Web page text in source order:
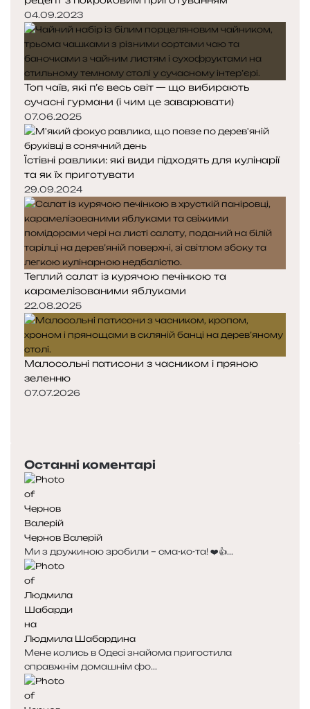
04.09.2023
Топ чаїв, які п’є весь світ — що вибирають
сучасні гурмани (і чим це заварювати)
07.06.2025
Їстівні равлики: які види підходять для кулінарії
та як їх приготувати
29.09.2024
Теплий салат із курячою печінкою та
карамелізованими яблуками
22.08.2025
Малосольні патисони з часником і пряною
зеленню
07.07.2026
Останні коментарі
Чернов Валерій
Ми з дружиною зробили – сма-ко-та! ❤️👍...
Людмила Шабардина
Мене колись в Одесі знайома пригостила
справжнім домашнім фо...